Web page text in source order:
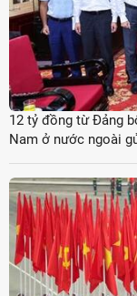
12 tỷ đồng từ Đảng
Nam ở nước ngoài